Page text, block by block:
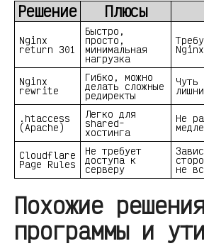
Решение Плюсы
Nginx
return 301
Быстро,
просто,
минимальная
нагрузка
Nginx
Nginx
rewrite
Гибко, можно
делать сложные
редиректы
Чуть
.htaccess
(Apache)
Легко для
shared-
хостинга
Не
Cloudflare
Page Rules
Не требует
доступа к
серверу не
Похожие
программы и